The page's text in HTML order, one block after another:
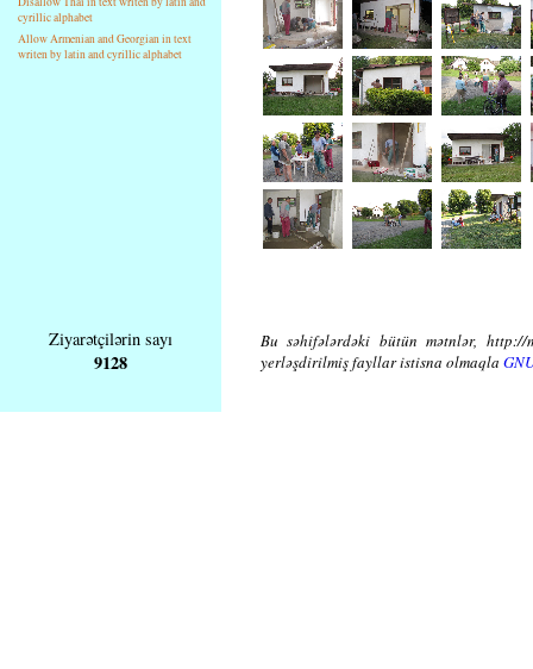
cyrillic alphabet
Allow Armenian and Georgian in text
writen by latin and cyrillic alphabet
Ziyarətçilərin sayı
9128
Bu səhifələrdəki bütün mətnlər, http://
yerləşdirilmiş fayllar istisna olmaqla